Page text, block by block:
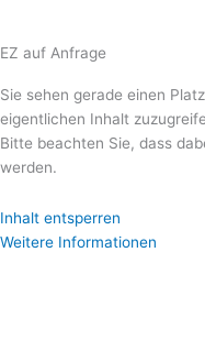
EZ auf Anfrage
Sie sehen gerade einen
eigentlichen Inhalt
Bitte beachten Sie, dass
werden.
Inhalt entsperren
Weitere Informationen